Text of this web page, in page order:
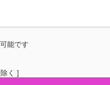
能です
く ]